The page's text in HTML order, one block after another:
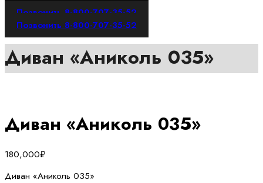
Позвонить 8-800-707-35-52
Позвонить 8-800-707-35-52
Диван «Аниколь 035»
Диван «Аниколь 035»
180,000₽
Диван «Аниколь 035»